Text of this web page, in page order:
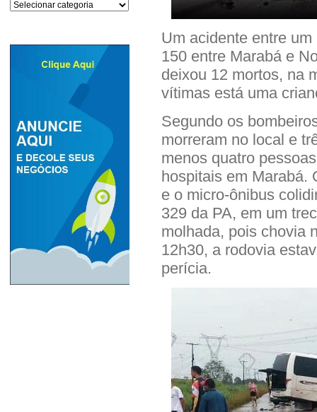
Categorias
Um acidente entre
150 entre Marabá e
deixou 12 mortos, na
vítimas está uma
Segundo os
morreram no local e
menos quatro
hospitais em Marabá.
e o micro-ônibus
329 da PA, em um
molhada, pois chovia
12h30, a rodovia
perícia.